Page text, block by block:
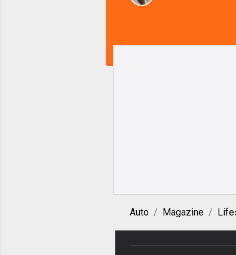
Auto Magazine